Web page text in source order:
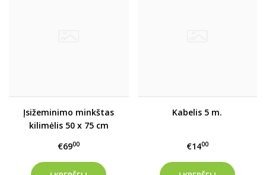
Įsižeminimo minkštas
kilimėlis 50 x 75 cm
€6900
Kabelis 5 m.
€1400